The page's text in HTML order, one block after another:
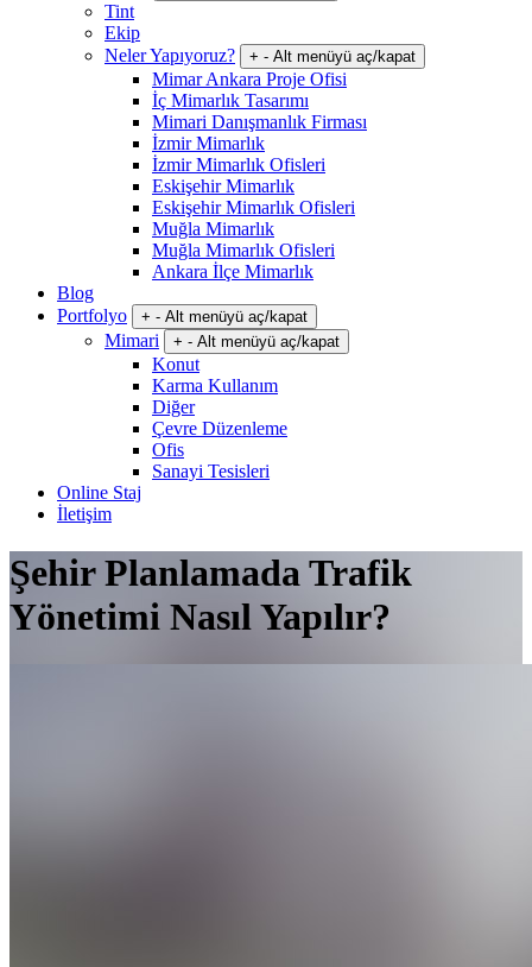
Tint
Ekip
Neler Yapıyoruz?
+ - Alt menüyü aç/kapat
Mimar Ankara Proje Ofisi
İç Mimarlık Tasarımı
Mimari Danışmanlık Firması
İzmir Mimarlık
İzmir Mimarlık Ofisleri
Eskişehir Mimarlık
Eskişehir Mimarlık Ofisleri
Muğla Mimarlık
Muğla Mimarlık Ofisleri
Ankara İlçe Mimarlık
Blog
Portfolyo
+ - Alt menüyü aç/kapat
Mimari + - Alt menüyü aç/kapat
Konut
Karma Kullanım
Diğer
Çevre Düzenleme
Ofis
Sanayi Tesisleri
Online Staj
İletişim
Şehir Planlamada Trafik
Yönetimi Nasıl Yapılır?